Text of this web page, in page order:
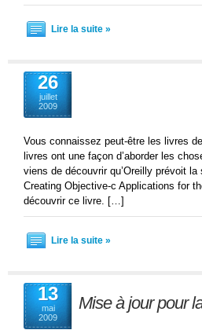
Lire la suite »
26
juillet
2009
Vous connaissez peut-être les livres
livres ont une façon d’aborder les
viens de découvrir qu’Oreilly prévoit
Creating Objective-c Applications for
découvrir ce livre. […]
Lire la suite »
13
mai
2009
Mise à jour pour